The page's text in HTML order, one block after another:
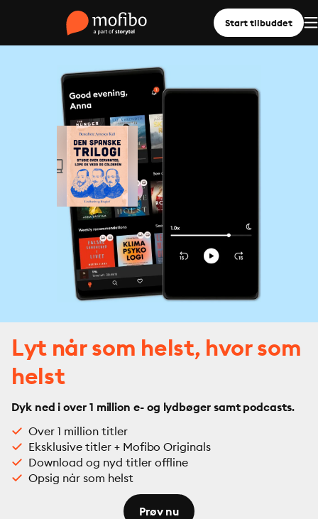
Start tilbuddet
Lyt når som helst, hvor som
helst
Dyk ned i over 1 million e- og lydbøger samt podcasts.
Over 1 million titler
Eksklusive titler + Mofibo Originals
Download og nyd titler offline
Opsig når som helst
Prøv nu